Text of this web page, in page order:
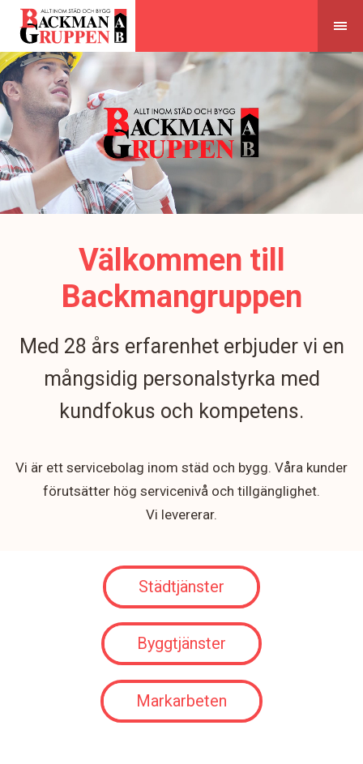
Skip
content
Välkommen till
Backmangruppen
Med 28 års erfarenhet erbjuder vi en
mångsidig personalstyrka med
kundfokus och kompetens.
Vi är ett servicebolag inom städ och bygg. Våra kunder
förutsätter hög servicenivå och tillgänglighet.
Vi levererar.
Städtjänster
Byggtjänster
Markarbeten